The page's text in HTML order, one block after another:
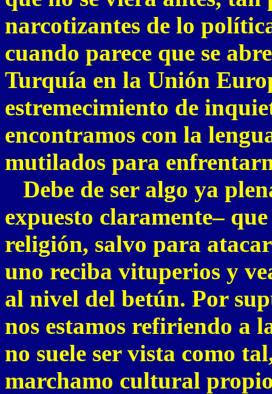
narcotizantes de lo
cuando parece que se
Turquía en la Unión
estremecimiento de
encontramos con la
mutilados para
Debe de ser algo ya
expuesto claramente–
religión, salvo para
uno reciba vituperios y
al nivel del betún. Por
nos estamos refiriendo a
no suele ser vista como
marchamo cultural